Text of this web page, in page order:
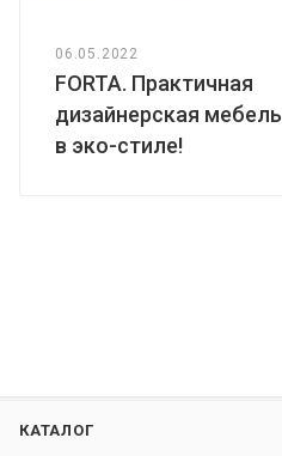
06.05.2022
FORTA. Практичная
дизайнерская мебель
в эко-стиле!
КАТАЛОГ